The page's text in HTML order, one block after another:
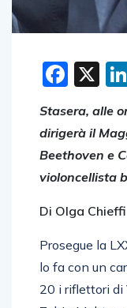
X
Stasera, alle
dirigerà il
Beethoven e
violoncellista
Di Olga Chieffi
Prosegue la
lo fa con un
20 i riflettori di